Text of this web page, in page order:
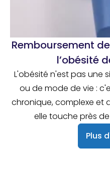
Remboursement
l’obésité
L'obésité n'est pas une
ou de mode de vie :
chronique, complexe et
elle touche près de
Plus